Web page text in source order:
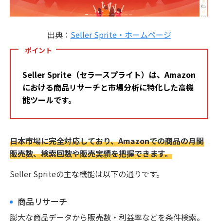
出典： Seller Sprite・ホームページ
ポイント
Seller Sprite（セラースプライト）は、Amazon
における商品リサーチと市場分析に特化した高機
能ツールです。
日本市場に完全対応しており、Amazonでの商品の月間
販売数、検索回数や販売実績を把握できます。
Seller Spriteの主な機能は以下の通りです。
商品リサーチ
膨大な商品データから販売数・利益率などを条件検索。